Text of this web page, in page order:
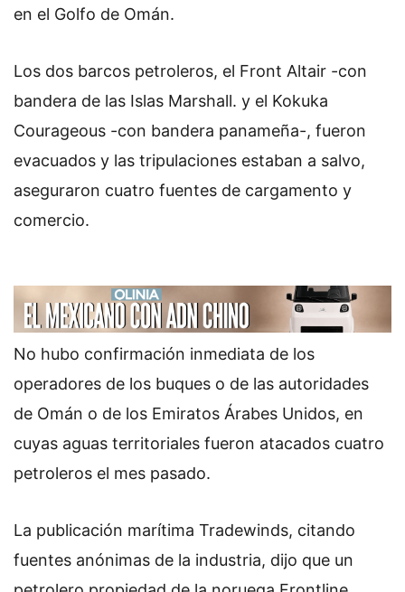
en el Golfo de Omán.
Los dos barcos petroleros, el Front Altair -con
bandera de las Islas Marshall. y el Kokuka
Courageous -con bandera panameña-, fueron
evacuados y las tripulaciones estaban a salvo,
aseguraron cuatro fuentes de cargamento y
comercio.
No hubo confirmación inmediata de los
operadores de los buques o de las autoridades
de Omán o de los Emiratos Árabes Unidos, en
cuyas aguas territoriales fueron atacados cuatro
petroleros el mes pasado.
La publicación marítima Tradewinds, citando
fuentes anónimas de la industria, dijo que un